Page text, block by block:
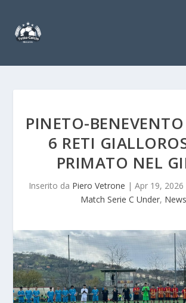
PINETO-
6 RETI
PRIMATO NEL
Inserito da Piero Vetrone | Apr 19, 2026
Match Serie C Under, News